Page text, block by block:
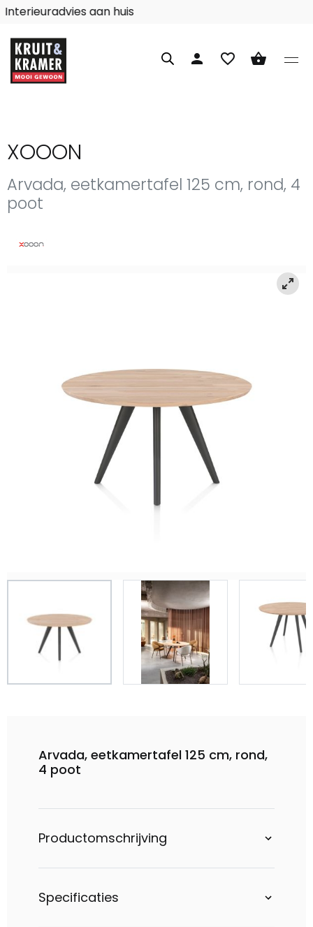
Interieuradvies aan huis
person favorite_border shopping_basket
XOOON
Arvada, eetkamertafel 125 cm, rond, 4
poot
Arvada, eetkamertafel 125 cm, rond,
4 poot
Productomschrijving
Specificaties